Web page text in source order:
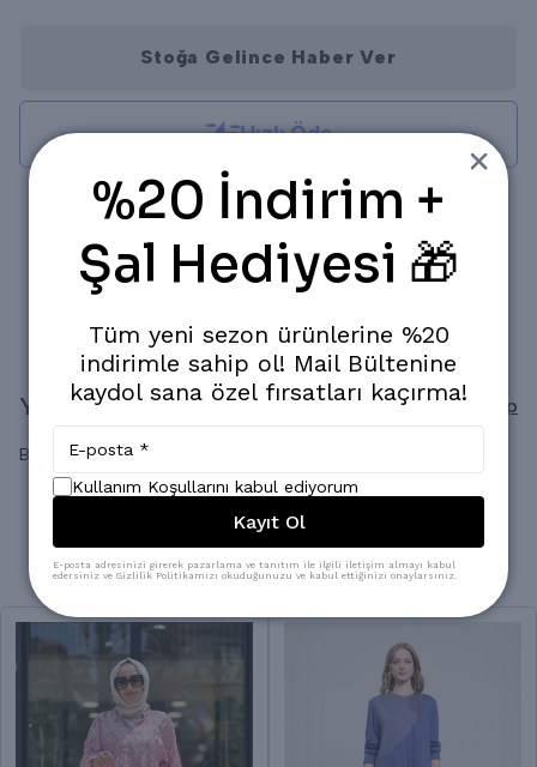
Stoğa Gelince Haber Ver
Popüler Ürün! Son 24 saatte1.157kişi inceledi
Son 24 saatte 13 adet satıldı
Yorumlar Yorum Yap
Bu ürün için henüz yorum yapılmamış.
Benzer Ürünler
%20 İndirim +
Şal Hediyesi 🎁
Tüm yeni sezon ürünlerine %20
indirimle sahip ol! Mail Bültenine
kaydol sana özel fırsatları kaçırma!
Kullanım Koşullarını kabul ediyorum
Kayıt Ol
E-posta adresinizi girerek pazarlama ve tanıtım ile ilgili iletişim almayı kabul
edersiniz ve Gizlilik Politikamızı okuduğunuzu ve kabul ettiğinizi onaylarsınız.